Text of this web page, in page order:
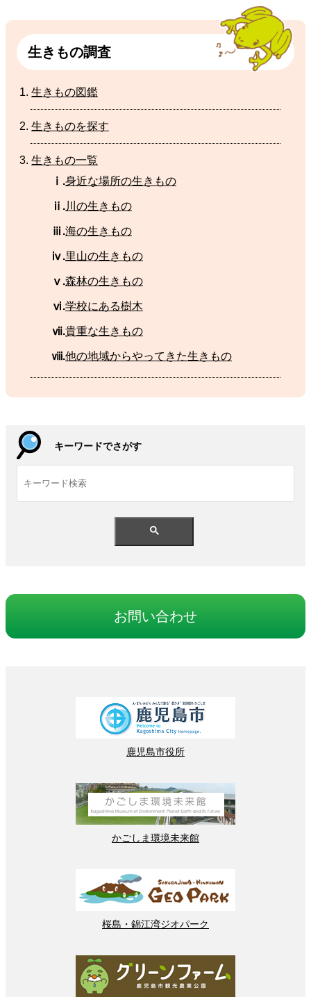
生きもの調査
生きもの図鑑
生きものを探す
生きもの一覧
ⅰ.身近な場所の生きもの
ⅱ.川 の生きもの
ⅲ.海の生きもの
ⅳ.里山の生きもの
ⅴ.森林の生きもの
ⅵ.学校にある樹木
ⅶ.貴重な生きもの
ⅷ.他の地域からやってきた生きもの
キーワードでさがす
お問い合わせ
鹿児島市役所
かごしま 環境未来館
桜島 ・ 錦江湾ジオパーク